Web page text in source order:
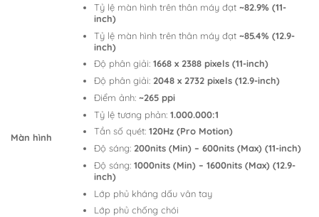
Màn hình
Tỷ lệ màn hình trên thân máy đạt~82.9% (11-
inch)
Tỷ lệ màn hình trên thân máy đạt~85.4% (12.9-
inch)
Độ phân giải:1668 x 2388 pixels (11-inch)
Độ phân giải:2048 x 2732 pixels (12.9-inch)
Điểm ảnh:~265 ppi
Tỷ lệ tương phản:1.000.000:1
Tần số quét:120Hz (Pro Motion)
Độ sáng:200nits (Min) – 600nits (Max) (11-inch)
Độ sáng:1000nits (Min) – 1600nits (Max) (12.9-
inch)
Lớp phủ kháng dấu vân tay
Lớp phủ chống chói